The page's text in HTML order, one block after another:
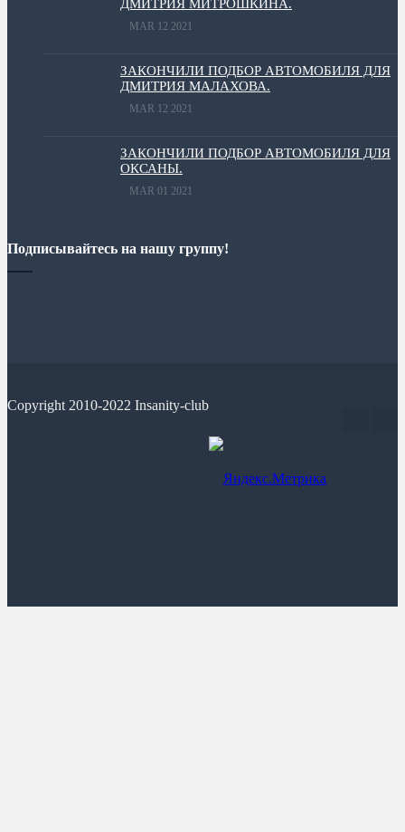
ДМИТРИЯ МИТРОШКИНА.
MAR 12 2021
ЗАКОНЧИЛИ ПОДБОР АВТОМОБИЛЯ ДЛЯ
ДМИТРИЯ МАЛАХОВА.
MAR 12 2021
ЗАКОНЧИЛИ ПОДБОР АВТОМОБИЛЯ ДЛЯ
ОКСАНЫ.
MAR 01 2021
Подписывайтесь на нашу группу!
Copyright 2010-2022 Insanity-club